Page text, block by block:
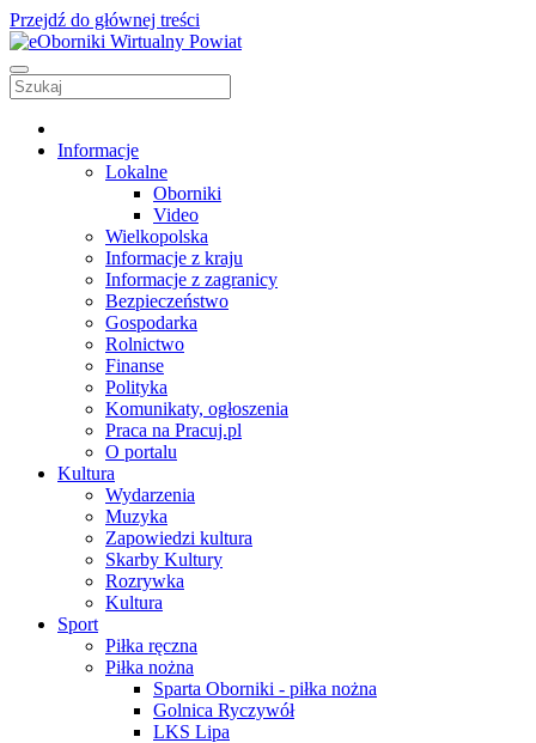
Przejdź do głównej treści
Informacje
Lokalne
Oborniki
Video
Wielkopolska
Informacje z kraju
Informacje z zagranicy
Bezpieczeństwo
Gospodarka
Rolnictwo
Finanse
Polityka
Komunikaty, ogłoszenia
Praca na Pracuj.pl
O portalu
Kultura
Wydarzenia
Muzyka
Zapowiedzi kultura
Skarby Kultury
Rozrywka
Kultura
Sport
Piłka ręczna
Piłka nożna
Sparta Oborniki - piłka nożna
Golnica Ryczywół
LKS Lipa